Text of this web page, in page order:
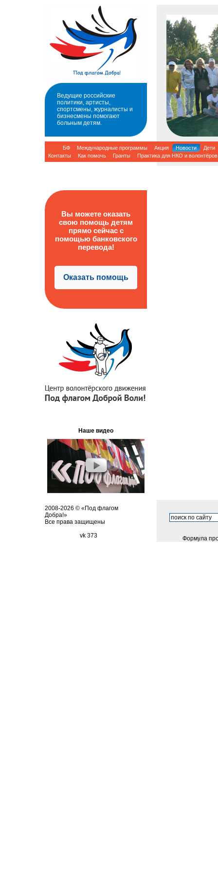
Ведущие российские
политики, артисты,
спортсмены, журналисты и
бизнесмены помогают
больным детям.
БФ Международные программы Акция Новости
Дети
Контакты
Как помочь Гранты Практика для НКО и волонтёров
Вы можете оказать
свою помощь детям
прямо сейчас с
помощью банковского
перевода!
Оказать помощь
Наше видео
2008-2026 © «Под флагом
Добра!»
Все права защищены
vk 373
Формула